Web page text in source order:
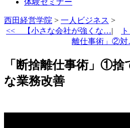
西田経営学院 > 一人ビジネス >
<<
【小さな会社が強くな…|
離仕事術」②
「断捨離仕事術」①
な業務改善